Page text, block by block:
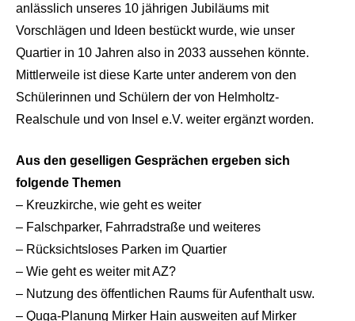
anlässlich unseres 10 jährigen Jubiläums mit
Vorschlägen und Ideen bestückt wurde, wie unser
Quartier in 10 Jahren also in 2033 aussehen könnte.
Mittlerweile ist diese Karte unter anderem von den
Schülerinnen und Schülern der von Helmholtz-
Realschule und von Insel e.V. weiter ergänzt worden.
Aus den geselligen Gesprächen ergeben sich
folgende Themen
– Kreuzkirche, wie geht es weiter
– Falschparker, Fahrradstraße und weiteres
– Rücksichtsloses Parken im Quartier
– Wie geht es weiter mit AZ?
– Nutzung des öffentlichen Raums für Aufenthalt usw.
– Quga-Planung Mirker Hain ausweiten auf Mirker